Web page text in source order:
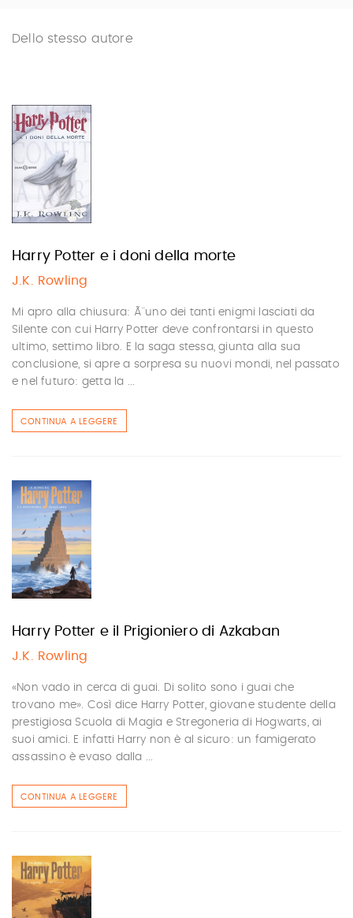
Dello stesso autore
Harry Potter e i doni della morte
J.K. Rowling
Mi apro alla chiusura: Ã¨ uno dei tanti enigmi lasciati da
Silente con cui Harry Potter deve confrontarsi in questo
ultimo, settimo libro. E la saga stessa, giunta alla sua
conclusione, si apre a sorpresa su nuovi mondi, nel passato
e nel futuro: getta la ...
CONTINUA A LEGGERE
Harry Potter e il Prigioniero di Azkaban
J.K. Rowling
«Non vado in cerca di guai. Di solito sono i guai che
trovano me». Così dice Harry Potter, giovane studente della
prestigiosa Scuola di Magia e Stregoneria di Hogwarts, ai
suoi amici. E infatti Harry non è al sicuro: un famigerato
assassino è evaso dalla ...
CONTINUA A LEGGERE